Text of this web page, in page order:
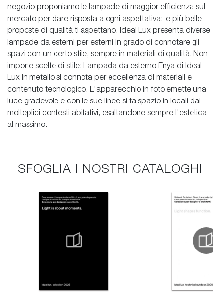
negozio proponiamo le lampade di maggior efficienza sul
mercato per dare risposta a ogni aspettativa: le più belle
proposte di qualità ti aspettano. Ideal Lux presenta diverse
lampade da esterni per esterni in grado di connotare gli
spazi con un certo stile, sempre in materiali di qualità. Non
impone scelte di stile: Lampada da esterno Enya di Ideal
Lux in metallo si connota per eccellenza di materiali e
contenuto tecnologico. L'apparecchio in foto emette una
luce gradevole e con le sue linee si fa spazio in locali dai
molteplici contesti abitativi, esaltandone sempre l'estetica
al massimo.
SFOGLIA I NOSTRI CATALOGHI